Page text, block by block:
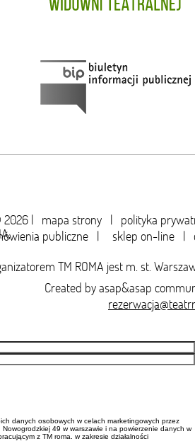
| mapa strony | polityka
publiczne | sklep on-line |
TM ROMA jest m. st.
Created byasap&asap
danych osobowych w celach marketingowych przez
49 w warszawie i na powierzenie danych w
z TM roma. w zakresie działalności